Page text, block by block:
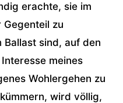
erachte, sie im
Gegenteil zu
sind, auf den
meines
Wohlergehen zu
wird völlig,